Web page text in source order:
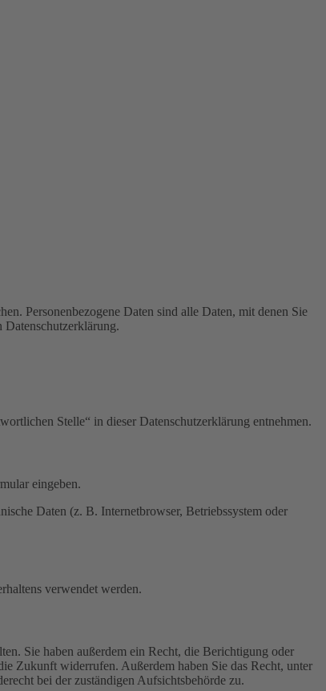
Personenbezogene Daten sind alle Daten, mit denen Sie
Stelle“ in dieser Datenschutzerklärung entnehmen.
eingeben.
Daten (z. B. Internetbrowser, Betriebssystem oder
verwendet werden.
Sie haben außerdem ein Recht, die Berichtigung oder
Zukunft widerrufen. Außerdem haben Sie das Recht, unter
bei der zuständigen Aufsichtsbehörde zu.